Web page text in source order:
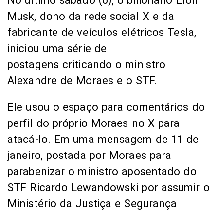
Musk, dono da rede social X e da
fabricante de veículos elétricos Tesla,
iniciou uma série de
postagens criticando o ministro
Alexandre de Moraes e o STF.
Ele usou o espaço para comentários do
perfil do próprio Moraes no X para
atacá-lo. Em uma mensagem de 11 de
janeiro, postada por Moraes para
parabenizar o ministro aposentado do
STF Ricardo Lewandowski por assumir o
Ministério da Justiça e Segurança